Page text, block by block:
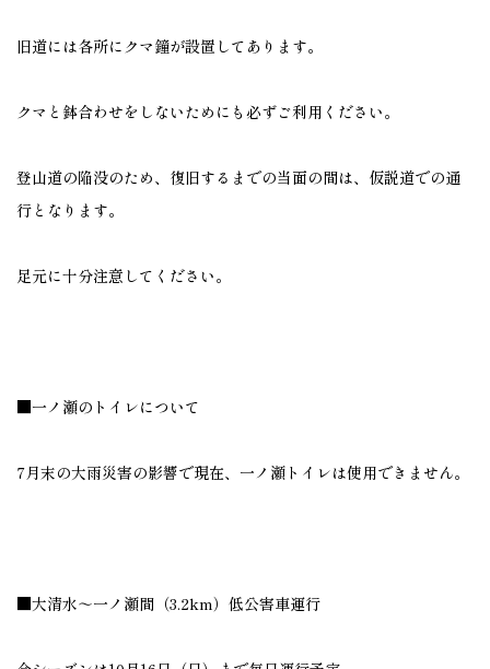
旧道には各所にクマ鐘が設置してあります。
クマと鉢合わせをしないためにも必ずご利用ください。
登山道の陥没のため、復旧するまでの当面の間は、仮説道での通
行となります。
足元に十分注意してください。
■一ノ瀬のトイレについて
7月末の大雨災害の影響で現在、一ノ瀬トイレは使用できません。
■大清水～一ノ瀬間（3.2km）低公害車運行